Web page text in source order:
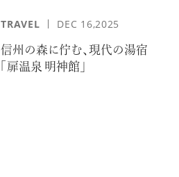
TRAVEL DEC 16,2025
信州の森に佇む、現代の湯宿
「扉温泉 明神館」